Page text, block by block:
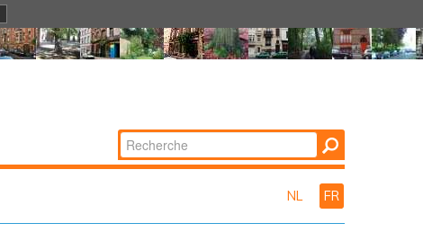
Chercher par
Recherche
NL FR